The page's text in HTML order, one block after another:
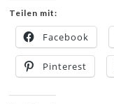
Teilen mit:
Facebook
Pinterest